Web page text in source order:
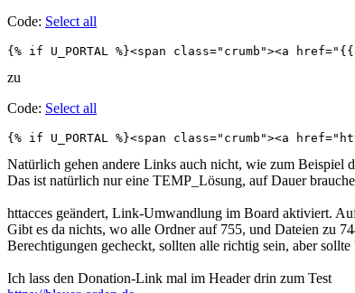
Code: Select all
{% if U_PORTAL %}<span class="crumb"><a
zu
Code: Select all
{% if U_PORTAL %}<span class="crumb"><a
Natürlich gehen andere Links auch nicht, wie zum Beispiel
Das ist natürlich nur eine TEMP_Lösung, auf Dauer
httacces geändert, Link-Umwandlung im Board aktiviert.
Gibt es da nichts, wo alle Ordner auf 755, und Dateien zu
Berechtigungen gecheckt, sollten alle richtig sein, aber
Ich lass den Donation-Link mal im Header drin zum Test